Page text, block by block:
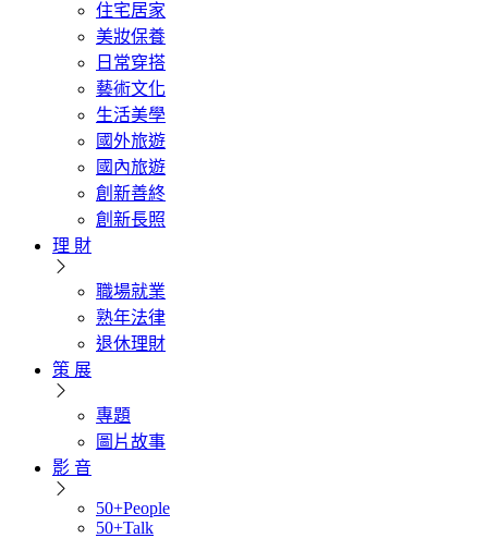
住宅居家
美妝保養
日常穿搭
藝術文化
生活美學
國外旅遊
國內旅遊
創新善終
創新長照
理 財
職場就業
熟年法律
退休理財
策 展
專題
圖片故事
影 音
50+People
50+Talk